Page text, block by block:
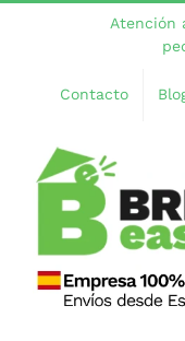
Saltar
Atención
Contacto